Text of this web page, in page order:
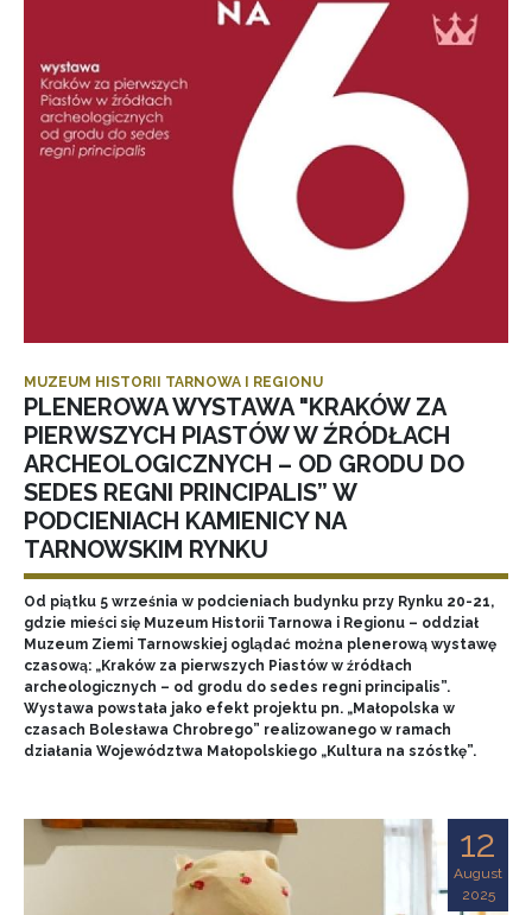
MUZEUM HISTORII TARNOWA I REGIONU
PLENEROWA WYSTAWA "KRAKÓW ZA
PIERWSZYCH PIASTÓW W ŹRÓDŁACH
ARCHEOLOGICZNYCH – OD GRODU DO
SEDES REGNI PRINCIPALIS” W
PODCIENIACH KAMIENICY NA
TARNOWSKIM RYNKU
Od piątku 5 września w podcieniach budynku przy Rynku 20-21,
gdzie mieści się Muzeum Historii Tarnowa i Regionu – oddział
Muzeum Ziemi Tarnowskiej oglądać można plenerową wystawę
czasową: „Kraków za pierwszych Piastów w źródłach
archeologicznych – od grodu do sedes regni principalis”.
Wystawa powstała jako efekt projektu pn. „Małopolska w
czasach Bolesława Chrobrego” realizowanego w ramach
działania Województwa Małopolskiego „Kultura na szóstkę”.
12
August
2025